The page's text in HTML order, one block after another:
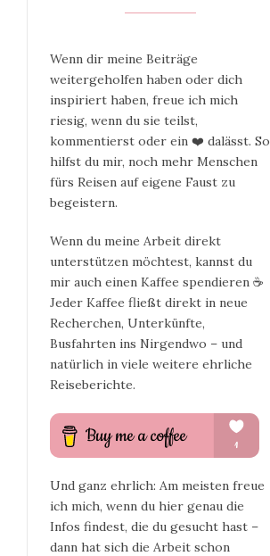
Wenn dir meine Beiträge
weitergeholfen haben oder dich
inspiriert haben, freue ich mich
riesig, wenn du sie teilst,
kommentierst oder ein ❤️ dalässt. So
hilfst du mir, noch mehr Menschen
fürs Reisen auf eigene Faust zu
begeistern.
Wenn du meine Arbeit direkt
unterstützen möchtest, kannst du
mir auch einen Kaffee spendieren ☕
Jeder Kaffee fließt direkt in neue
Recherchen, Unterkünfte,
Busfahrten ins Nirgendwo – und
natürlich in viele weitere ehrliche
Reiseberichte.
Und ganz ehrlich: Am meisten freue
ich mich, wenn du hier genau die
Infos findest, die du gesucht hast –
dann hat sich die Arbeit schon